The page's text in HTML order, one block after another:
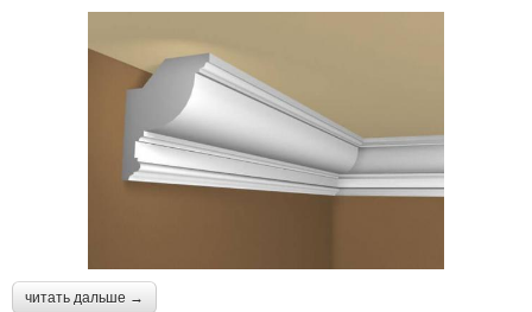
читать дальше →